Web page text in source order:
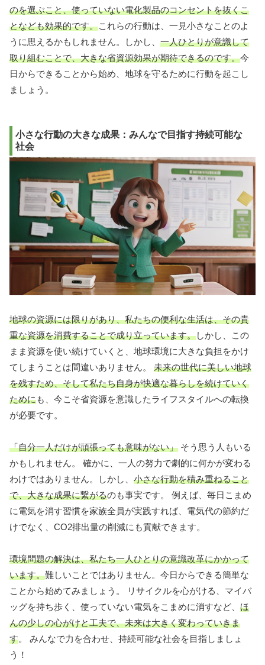
のを選ぶこと、使っていない電化製品のコンセントを抜くこ
となども効果的です。これらの行動は、一見小さなことのよ
うに思えるかもしれません。しかし、 一人ひとりが意識して
取り組むことで、大きな省資源効果が期待できるのです。今
日からできることから始め、地球を守るために行動を起こし
ましょう。
小さな行動の大きな成果：みんなで目指す持続可能な
社会
地球の資源には限りがあり、私たちの便利な生活は、その貴
重な資源を消費することで成り立っています。しかし、この
まま資源を使い続けていくと、地球環境に大きな負担をかけ
てしまうことは間違いありません。 未来の世代に美しい地球
を残すため、そして私たち自身が快適な暮らしを続けていく
ためにも、今こそ省資源を意識したライフスタイルへの転換
が必要です。
「自分一人だけが頑張っても意味がない」 そう思う人もいる
かもしれません。 確かに、一人の努力で劇的に何かが変わる
わけではありません。しかし、 小さな行動を積み重ねること
で、大きな成果に繋がるのも事実です。 例えば、毎日こまめ
に電気を消す習慣を家族全員が実践すれば、電気代の節約だ
けでなく、CO2排出量の削減にも貢献できます。
環境問題の解決は、私たち一人ひとりの意識改革にかかって
います。難しいことではありません。今日からできる簡単な
ことから始めてみましょう。 リサイクルを心がける、マイバ
ッグを持ち歩く、使っていない電気をこまめに消すなど、 ほ
んの少しの心がけと工夫で、未来は大きく変わっていきま
す。 みんなで力を合わせ、持続可能な社会を目指しましょ
う！